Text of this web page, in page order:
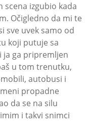
scena izgubio kada
Očigledno da mi te
sve uvek samo od
koji putuje sa
ja ga pripremljen
u tom trenutku,
autobusi i
propadne
da se na silu
i takvi snimci